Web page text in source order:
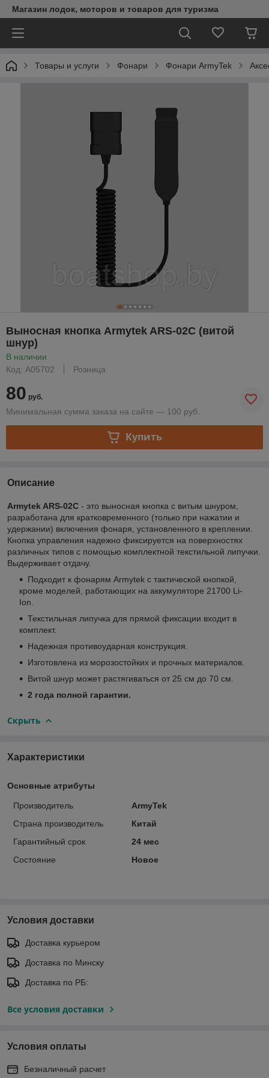
Магазин лодок, моторов и товаров для туризма
Товары и услуги Фонари Фонари ArmyTek
Выносная кнопка Armytek ARS-02C (витой
шнур)
В наличии
Код: A05702
Розница
80 руб.
Минимальная сумма заказа на сайте — 100 руб.
Купить
Описание
Armytek ARS-02C - это выносная кнопка с витым шнуром,
разработана для кратковременного (только при нажатии и
удержании) включения фонаря, установленного в креплении.
Кнопка управления надежно фиксируется на поверхностях
различных типов с помощью комплектной текстильной липучки.
Выдерживает отдачу.
Подходит к фонарям Armytek с тактической кнопкой,
кроме моделей, работающих на аккумуляторе 21700 Li-
Ion.
Текстильная липучка для прямой фиксации входит в
комплект.
Надежная противоударная конструкция.
Изготовлена из морозостойких и прочных материалов.
Витой шнур может растягиваться от 25 см до 70 см.
2 года полной гарантии.
Скрыть
Характеристики
Основные атрибуты
Производитель
ArmyTek
Страна производитель
Китай
Гарантийный срок
24 мес
Состояние
Новое
Условия доставки
Доставка курьером
Доставка по Минску
Доставка по РБ:
Все условия доставки
Условия оплаты
Безналичный расчет